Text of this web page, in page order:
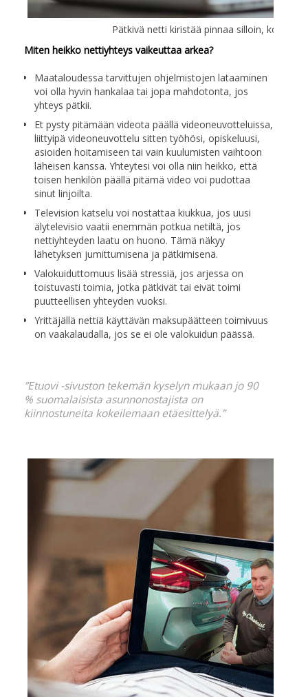
Pätkivä netti kiristää pinnaa silloin, koska
Miten heikko nettiyhteys vaikeuttaa arkea?
Maataloudessa tarvittujen ohjelmistojen lataaminen
voi olla hyvin hankalaa tai jopa mahdotonta, jos
yhteys pätkii.
Et pysty pitämään videota päällä videoneuvotteluissa,
liittyipä videoneuvottelu sitten työhösi, opiskeluusi,
asioiden hoitamiseen tai vain kuulumisten vaihtoon
läheisen kanssa. Yhteytesi voi olla niin heikko, että
toisen henkilön päällä pitämä video voi pudottaa
sinut linjoilta.
Television katselu voi nostattaa kiukkua, jos uusi
älytelevisio vaatii enemmän potkua netiltä, jos
nettiyhteyden laatu on huono. Tämä näkyy
lähetyksen jumittumisena ja pätkimisenä.
Valokuiduttomuus lisää stressiä, jos arjessa on
toistuvasti toimia, jotka pätkivät tai eivät toimi
puutteellisen yhteyden vuoksi.
Yrittäjällä nettiä käyttävän maksupäätteen toimivuus
on vaakalaudalla, jos se ei ole valokuidun päässä.
”Etuovi -sivuston tekemän kyselyn‍ mukaan jo 90
% suomalaisista asunnonostajista on
kiinnostuneita kokeilemaan etäesittelyä.”